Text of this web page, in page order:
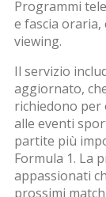
Programmi
e fascia
viewing.
Il servizio
aggiornato,
richiedono per
alle eventi
partite più
Formula 1. La
appassionati
prossimi